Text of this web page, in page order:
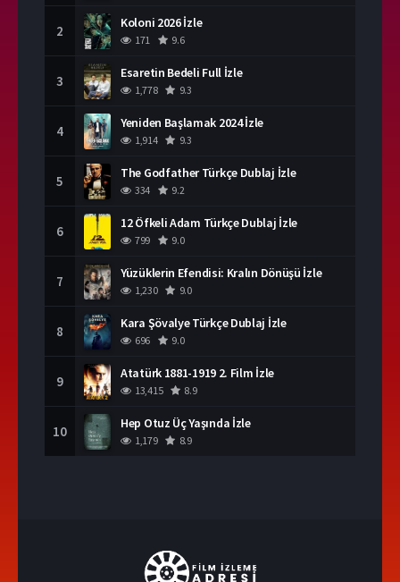
2 Koloni 2026 İzle
171 9.6
3 Esaretin Bedeli Full İzle
1,778 9.3
4 Yeniden Başlamak 2024 İzle
1,914 9.3
5 The Godfather Türkçe Dublaj İzle
334 9.2
6 12 Öfkeli Adam Türkçe Dublaj İzle
799 9.0
7 Yüzüklerin Efendisi: Kralın Dönüşü İzle
1,230 9.0
8 Kara Şövalye Türkçe Dublaj İzle
696 9.0
9 Atatürk 1881-1919 2. Film İzle
13,415 8.9
10 Hep Otuz Üç Yaşında İzle
1,179 8.9